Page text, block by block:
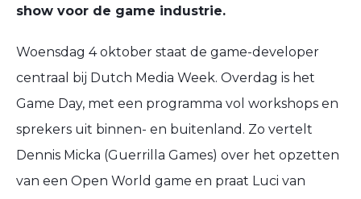
show voor de game industrie.
Woensdag 4 oktober staat de game-developer
centraal bij Dutch Media Week. Overdag is het
Game Day, met een programma vol workshops en
sprekers uit binnen- en buitenland. Zo vertelt
Dennis Micka (Guerrilla Games) over het opzetten
van een Open World game en praat Luci van